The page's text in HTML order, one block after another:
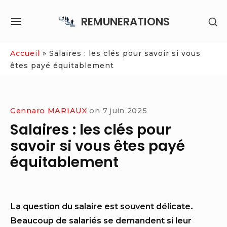
REMUNERATIONS
SITE
Accueil » Salaires : les clés pour savoir si vous
êtes payé équitablement
Gennaro MARIAUX on 7 juin 2025
Salaires : les clés pour
savoir si vous êtes payé
équitablement
La question du salaire est souvent délicate.
Beaucoup de salariés se demandent si leur